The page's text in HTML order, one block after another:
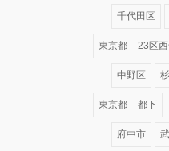
千代田区
東京都 – 23区
中野区
東京都 – 都下
府中市